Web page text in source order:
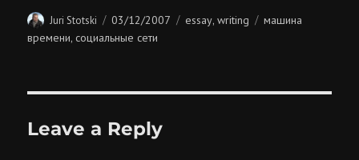
Author
Juri Stotski
Posted
on
03/12/2007 Categories
essay,writing Tags
машина
времени,социальные сети
Leave a Reply